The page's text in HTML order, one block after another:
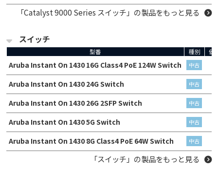
「Catalyst 9000 Series スイッチ」の製品をもっと見る
スイッチ
型番 種別 価
Aruba Instant On 1430 16G Class4 PoE 124W Switch 中古
Aruba Instant On 1430 24G Switch 中古
Aruba Instant On 1430 26G 2SFP Switch 中古
Aruba Instant On 1430 5G Switch 中古
Aruba Instant On 1430 8G Class4 PoE 64W Switch 中古
「スイッチ」の製品をもっと見る